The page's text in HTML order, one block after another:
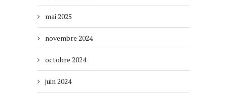
mai 2025
novembre 2024
octobre 2024
juin 2024